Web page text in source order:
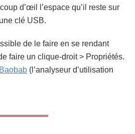
d’œil l’espace qu’il reste sur
clé USB.
de le faire en se rendant
faire un clique-droit > Propriétés.
Baobab (l’analyseur d’utilisation